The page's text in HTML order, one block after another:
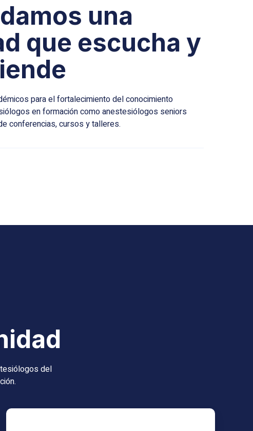
una
que escucha y
para el fortalecimiento del conocimiento
en formación como anestesiólogos seniors
conferencias, cursos y talleres.
del